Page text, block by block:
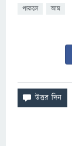
পাকলে আম